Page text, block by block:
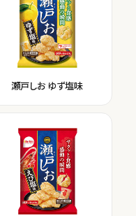
瀬戸しお ゆず塩味